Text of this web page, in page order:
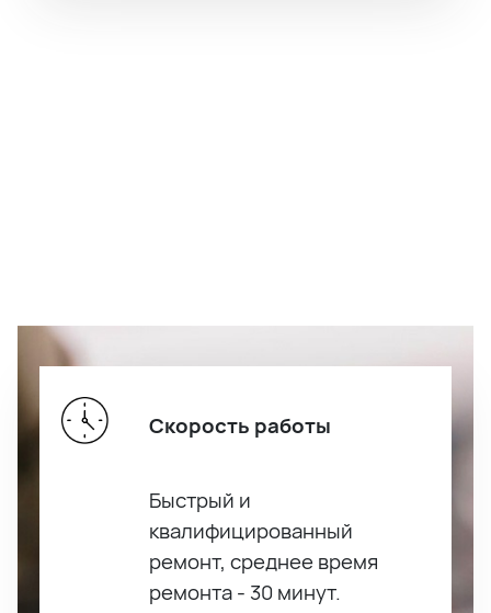
Скорость работы
Быстрый и
квалифицированный
ремонт, среднее время
ремонта - 30 минут.